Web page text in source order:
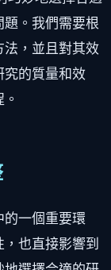
。我們需要根
法，並且對其效
究的質量和效
一個重要環
也直接影響到